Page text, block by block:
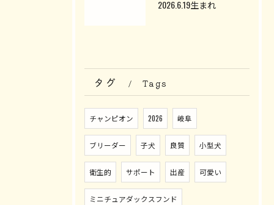
2026.6.19生まれ
タグ Tags
チャンピオン 2026 岐阜
ブリーダー 子犬 良質 小型犬
衛生的 サポート 出産 可愛い
ミニチュアダックスフンド